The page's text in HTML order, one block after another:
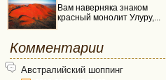
Вам наверняка знаком
красный монолит Улуру,...
Комментарии
Австралийский шоппинг